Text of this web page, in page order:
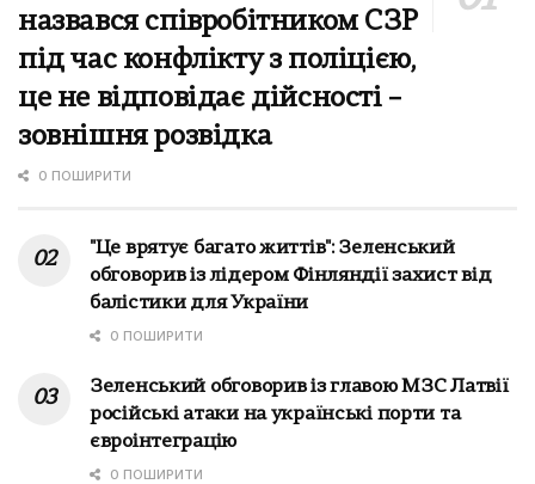
назвався співробітником СЗР
під час конфлікту з поліцією,
це не відповідає дійсності –
зовнішня розвідка
0 ПОШИРИТИ
"Це врятує багато життів": Зеленський
обговорив із лідером Фінляндії захист від
балістики для України
0 ПОШИРИТИ
Зеленський обговорив із главою МЗС Латвії
російські атаки на українські порти та
євроінтеграцію
0 ПОШИРИТИ